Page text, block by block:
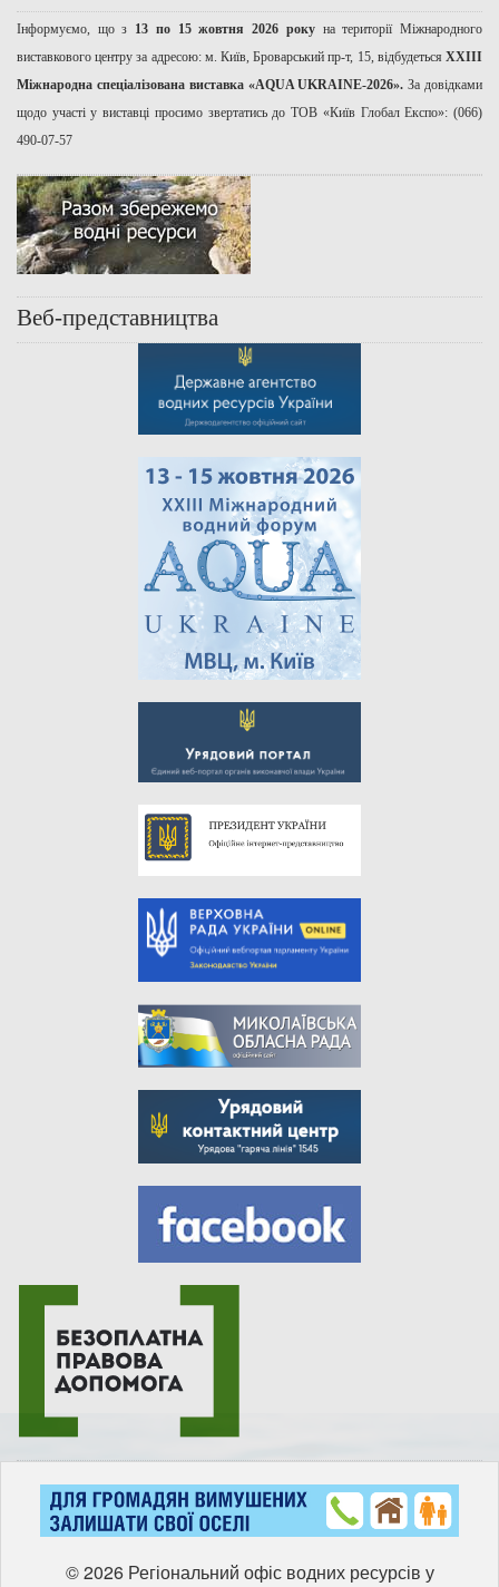
Інформуємо, що з 13 по 15 жовтня 2026 рокуна території Міжнародного
виставкового центру за адресою: м. Київ, Броварський пр-т, 15, відбудеться ХХІІІ
Міжнародна спеціалізована виставка «AQUA UKRAINE-2026».За довідками
щодо участі у виставці просимо звертатись до ТОВ «Київ Глобал Експо»: (066)
490-07-57
Веб-представництва
© 2026 Регіональний офіс водних ресурсів у